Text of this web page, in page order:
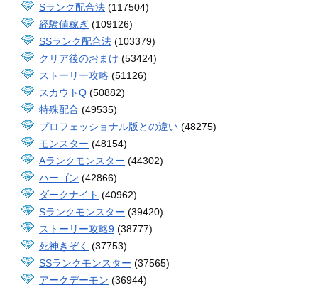
Sランク配合法 (117504)
経験値稼ぎ (109126)
SSランク配合法 (103379)
クリア後のおまけ (53424)
ストーリー攻略 (51126)
スカウトQ (50882)
特殊配合 (49535)
プロフェッショナル版との違い (48275)
モンスター (48154)
Aランクモンスター (44302)
ハーゴン (42866)
ダークナイト (40962)
Sランクモンスター (39420)
ストーリー攻略9 (38777)
死神きぞく (37753)
SSランクモンスター (37565)
アークデーモン (36944)